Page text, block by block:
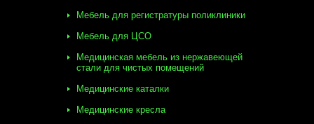
Мебель для регистратуры поликлиники
Мебель для ЦСО
Медицинская мебель из нержавеющей
стали для чистых помещений
Медицинские каталки
Медицинские кресла